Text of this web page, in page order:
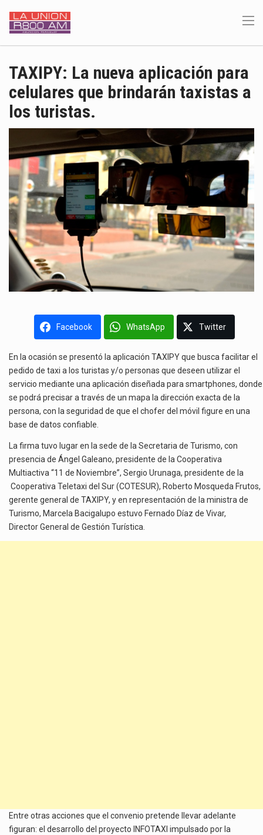
TAXIPY: La nueva aplicación para
celulares que brindarán taxistas a
los turistas.
Facebook WhatsApp Twitter
En la ocasión se presentó la aplicación TAXIPY que busca facilitar el
pedido de taxi a los turistas y/o personas que deseen utilizar el
servicio mediante una aplicación diseñada para smartphones, donde
se podrá precisar a través de un mapa la dirección exacta de la
persona, con la seguridad de que el chofer del móvil figure en una
base de datos confiable.
La firma tuvo lugar en la sede de la Secretaria de Turismo, con
presencia de Ángel Galeano, presidente de la Cooperativa
Multiactiva “11 de Noviembre”, Sergio Urunaga, presidente de la
Cooperativa Teletaxi del Sur (COTESUR), Roberto Mosqueda Frutos,
gerente general de TAXIPY, y en representación de la ministra de
Turismo, Marcela Bacigalupo estuvo Fernado Díaz de Vivar,
Director General de Gestión Turística.
Entre otras acciones que el convenio pretende llevar adelante
figuran: el desarrollo del proyecto INFOTAXI impulsado por la